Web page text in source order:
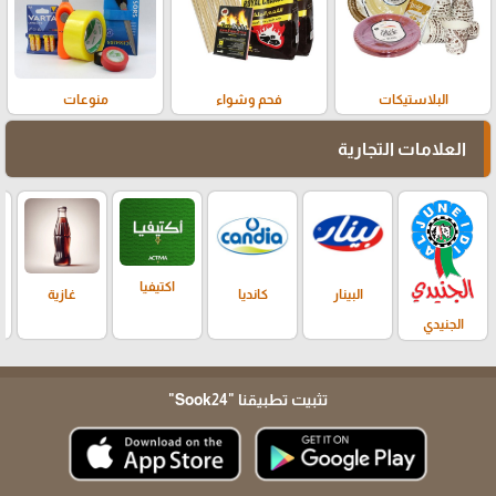
البلاستيكات فحم وشواء منوعات
العلامات التجارية
الجنيدي
البينار كانديا
اكتيفيا
غازية
تثبيت تطبيقنا "Sook24"